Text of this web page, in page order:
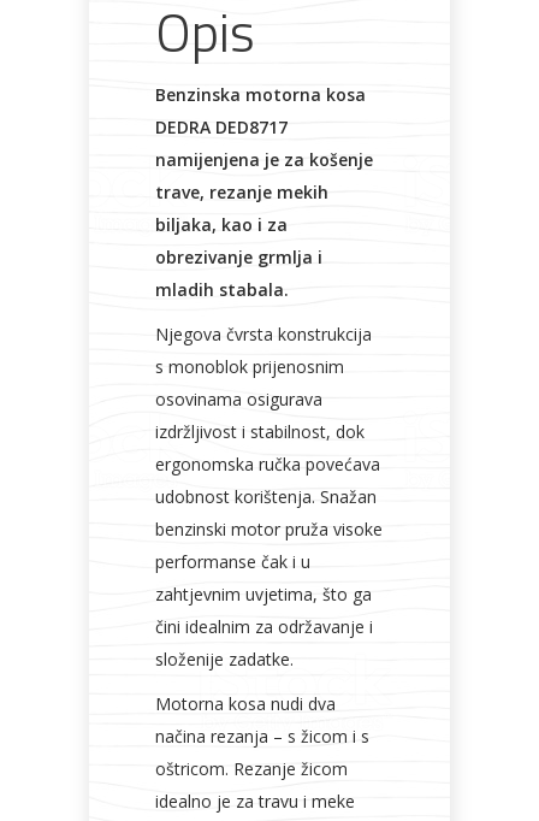
Metalna
galanterija
Elektromaterijal
Vijčana
Opis
Benzinska motorna kosa
DEDRA DED8717
namijenjena je za košenje
trave, rezanje mekih
biljaka, kao i za
obrezivanje grmlja i
mladih stabala.
Njegova čvrsta konstrukcija
s monoblok prijenosnim
osovinama osigurava
izdržljivost i stabilnost, dok
ergonomska ručka povećava
udobnost korištenja. Snažan
benzinski motor pruža visoke
performanse čak i u
zahtjevnim uvjetima, što ga
čini idealnim za održavanje i
složenije zadatke.
Motorna kosa nudi dva
načina rezanja – s žicom i s
oštricom. Rezanje žicom
idealno je za travu i meke